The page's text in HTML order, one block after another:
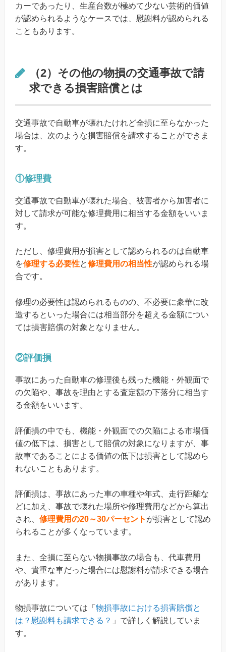
カーであったり、生産台数が極めて少ない芸術的価値
が認められるようなケースでは、慰謝料が認められる
こともあります。
（2）その他の物損の交通事故で請
求できる損害賠償とは
交通事故で自動車が壊れたけれど全損に至らなかった
場合は、次のような損害賠償を請求することができま
す。
①修理費
交通事故で自動車が壊れた場合、被害者から加害者に
対して請求が可能な修理費用に相当する金額をいいま
す。
ただし、修理費用が損害として認められるのは自動車
を修理する必要性と修理費用の相当性が認められる場
合です。
修理の必要性は認められるものの、不必要に豪華に改
造するといった場合には相当部分を超える金額につい
ては損害賠償の対象となりません。
②評価損
事故にあった自動車の修理後も残った機能・外観面で
の欠陥や、事故を理由とする査定額の下落分に相当す
る金額をいいます。
評価損の中でも、機能・外観面での欠陥による市場価
値の低下は、損害として賠償の対象になりますが、事
故車であることによる価値の低下は損害として認めら
れないこともあります。
評価損は、事故にあった車の車種や年式、走行距離な
どに加え、事故で壊れた場所や修理費用などから算出
され、 修理費用の20～30パーセント が損害として認め
られることが多くなっています。
また、全損に至らない物損事故の場合も、代車費用
や、貴重な車だった場合には慰謝料が請求できる場合
があります。
物損事故については「 物損事故における損害賠償と
は？慰謝料も請求できる？ 」で詳しく解説していま
す。